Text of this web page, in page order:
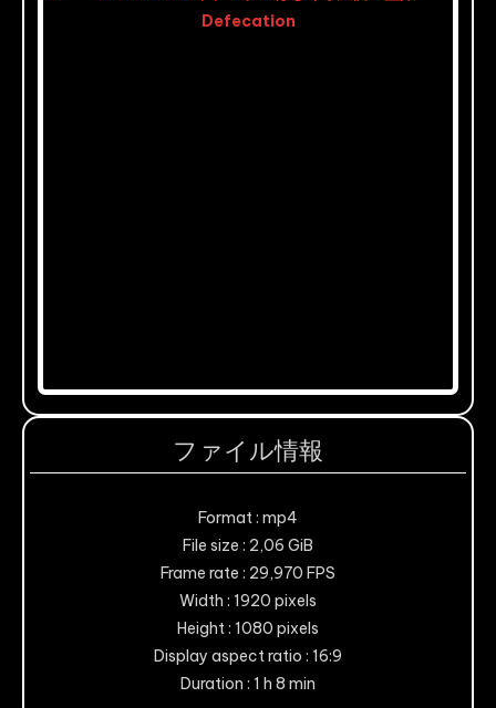
ファイル情報
Format : mp4
File size : 2,06 GiB
Frame rate : 29,970 FPS
Width : 1920 pixels
Height : 1080 pixels
Display aspect ratio : 16:9
Duration : 1 h 8 min